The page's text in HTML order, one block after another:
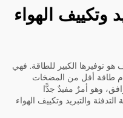
وتكييف الهواء
الكبير للطاقة. فهي
طاقة أقل من المضخات
وهو أمرٌ مفيدٌ جدًّا
والتبريد وتكييف الهواء